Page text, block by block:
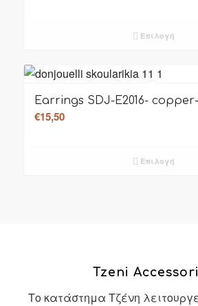
Επιλογή
Earrings SDJ-E2016-
€15,50
Επιλογή
Tzeni
Το κατάστημα Τζένη